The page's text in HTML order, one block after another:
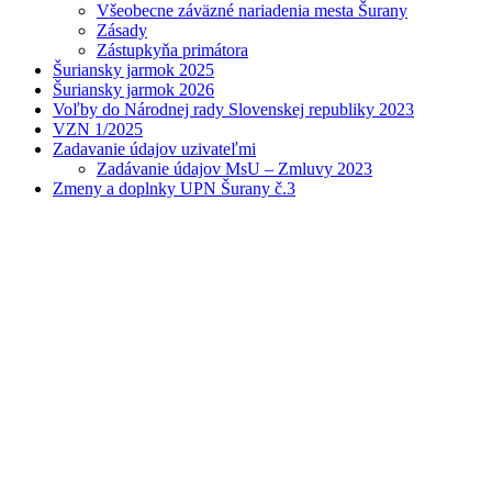
Všeobecne záväzné nariadenia mesta Šurany
Zásady
Zástupkyňa primátora
Šuriansky jarmok 2025
Šuriansky jarmok 2026
Voľby do Národnej rady Slovenskej republiky 2023
VZN 1/2025
Zadavanie údajov uzivateľmi
Zadávanie údajov MsU – Zmluvy 2023
Zmeny a doplnky UPN Šurany č.3